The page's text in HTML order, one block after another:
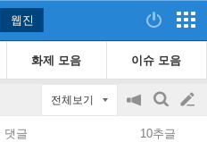
웹진
화제 모음 이슈 모음
전체보기
공
지
검
색
글
댓글 10추글